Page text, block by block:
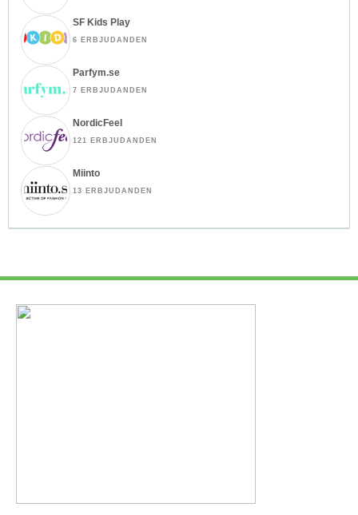
SF Kids Play
6 ERBJUDANDEN
Parfym.se
7 ERBJUDANDEN
NordicFeel
121 ERBJUDANDEN
Miinto
13 ERBJUDANDEN